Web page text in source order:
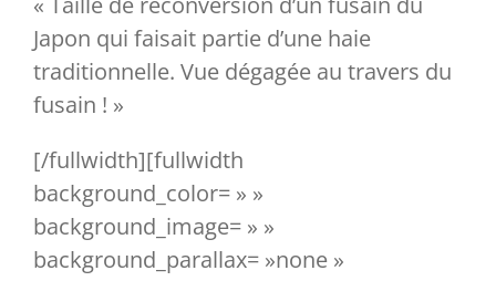
Japon qui faisait partie d’une haie
traditionnelle. Vue dégagée au travers du
fusain ! »
[/fullwidth][fullwidth
background_color= » »
background_image= » »
background_parallax= »none »